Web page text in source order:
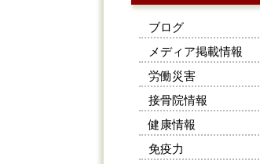
ブログ
メディア掲載情報
労働災害
接骨院情報
健康情報
免疫力